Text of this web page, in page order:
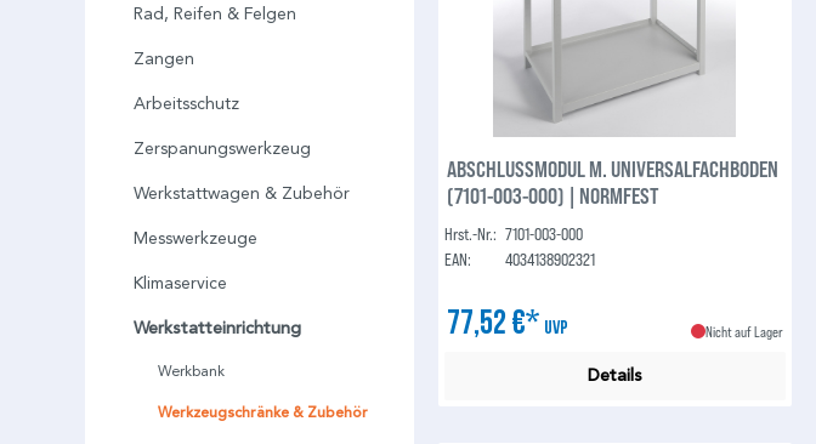
Rad, Reifen & Felgen
Zangen
Arbeitsschutz
Zerspanungswerkzeug
Werkstattwagen & Zubehör
Messwerkzeuge
Klimaservice
Werkstatteinrichtung
Werkbank
Werkzeugschränke & Zubehör
ABSCHLUSSMODUL M. UNIVERSALFACHBODEN
(7101-003-000) | NORMFEST
Hrst.-Nr.: 7101-003-000
EAN:
4034138902321
77,52 €* UVP Nicht auf Lager
Details